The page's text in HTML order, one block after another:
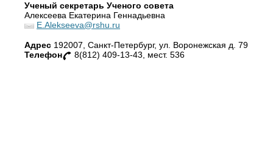
Ученый секретарь Ученого совета
Алексеева Екатерина Геннадьевна
E.Alekseeva@rshu.ru
Адрес 192007, Санкт-Петербург, ул. Воронежская д. 79
Телефон
8(812) 409-13-43, мест. 536